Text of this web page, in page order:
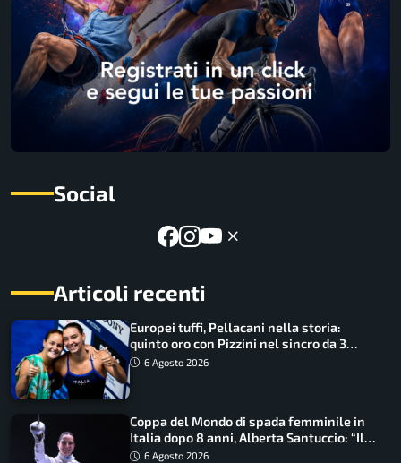
Social
Articoli recenti
Europei tuffi, Pellacani nella storia:
quinto oro con Pizzini nel sincro da 3
metri
6 Agosto 2026
Coppa del Mondo di spada femminile in
Italia dopo 8 anni, Alberta Santuccio: “Il
lavoro dà sempre i suoi frutti”
6 Agosto 2026